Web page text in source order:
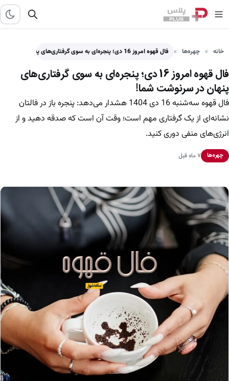
خانه چهره‌ها فال قهوه امروز 16 دی؛ پنجره‌ای به سوی گرفتاری‌های پنهان…
فال قهوه امروز 16 دی؛ پنجره‌ای به سوی گرفتاری‌های
پنهان در سرنوشت شما!
فال قهوه سه‌شنبه 16 دی 1404 هشدار می‌دهد: پنجره باز در فالتان
نشانه‌ای از یک گرفتاری مهم است؛ وقت آن است که صدقه دهید و از
انرژی‌های منفی دوری کنید.
چهره‌ها ۷ ماه قبل